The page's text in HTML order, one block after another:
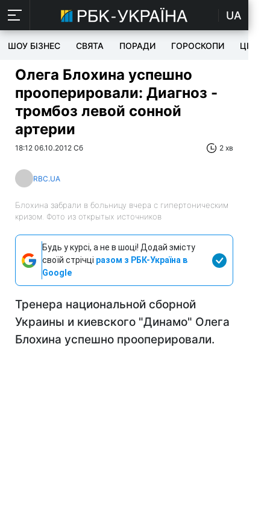
UA
ШОУ БІЗНЕС СВЯТА ПОРАДИ ГОРОСКОПИ ЦІКАВЕ
Олега Блохина успешно
прооперировали: Диагноз -
тромбоз левой сонной
артерии
18:12 06.10.2012 Сб 2 хв
RBC.UA
Блохина забрали в больницу вчера с гипертоническим
кризом. Фото из открытых источников
Будь у курсі, а не в шоці! Додай змісту
своїй стрічці разом з РБК-Україна в
Google
Тренера национальной сборной
Украины и киевского "Динамо" Олега
Блохина успешно прооперировали.